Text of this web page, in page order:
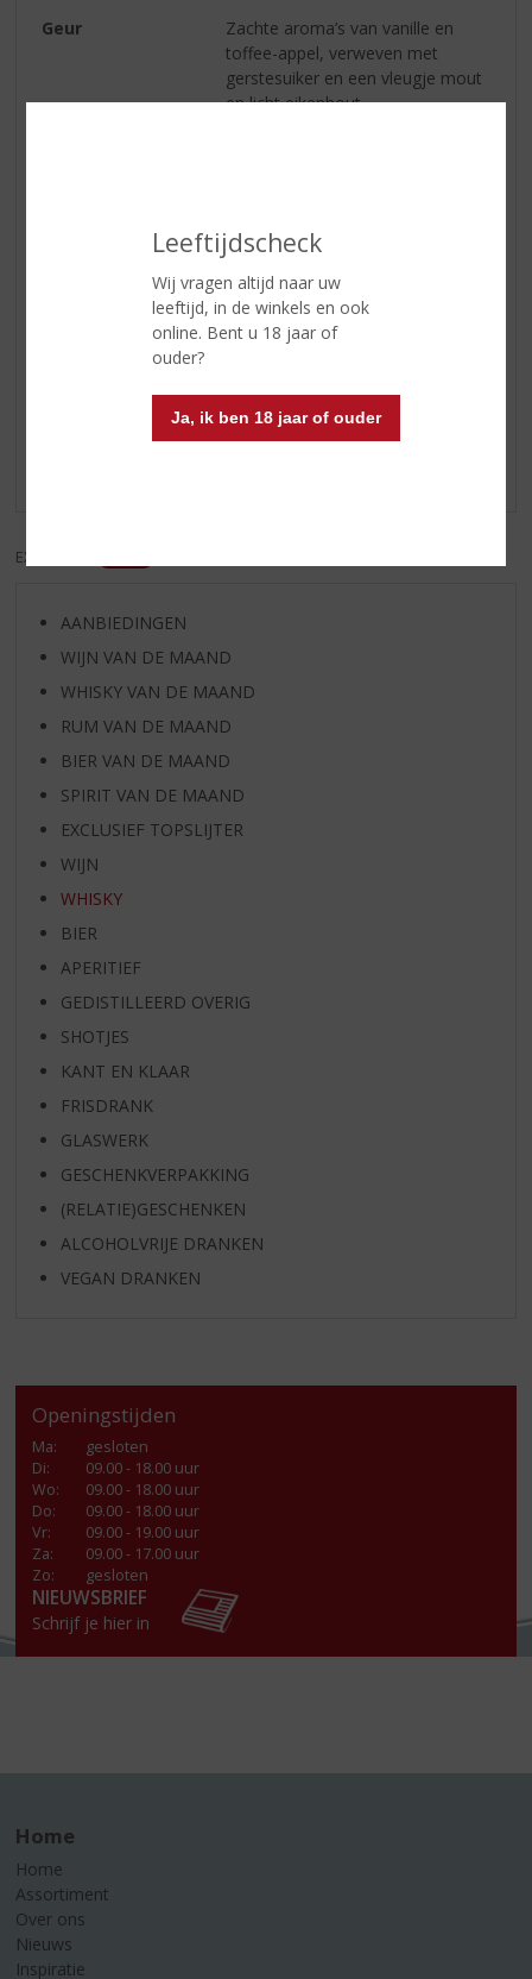
Leeftijdscheck
Wij vragen altijd naar uw
leeftijd, in de winkels en ook
online. Bent u 18 jaar of
ouder?
Ja, ik ben 18 jaar of ouder
Geur
Zachte aroma’s van vanille en
toffee-appel, verweven met
gerstesuiker en een vleugje mout
en licht eikenhout.
subtiel kruidig randje.
Reviews
Schrijf een review
EXCL. BTW
AANBIEDINGEN
WIJN VAN DE MAAND
WHISKY VAN DE MAAND
RUM VAN DE MAAND
BIER VAN DE MAAND
SPIRIT VAN DE MAAND
EXCLUSIEF TOPSLIJTER
WIJN
WHISKY
BIER
APERITIEF
GEDISTILLEERD OVERIG
SHOTJES
KANT EN KLAAR
FRISDRANK
GLASWERK
GESCHENKVERPAKKING
(RELATIE)GESCHENKEN
ALCOHOLVRIJE DRANKEN
VEGAN DRANKEN
Openingstijden
Ma:
gesloten
Di:
09.00 - 18.00 uur
Wo:
09.00 - 18.00 uur
Do:
09.00 - 18.00 uur
Vr:
09.00 - 19.00 uur
Za:
09.00 - 17.00 uur
Zo:
gesloten
NIEUWSBRIEF
Schrijf je hier in
Home
Home
Assortiment
Over ons
Nieuws
Inspiratie